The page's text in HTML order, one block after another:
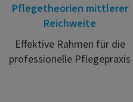
Pflegetheorien mittlerer
Reichweite
Effektive Rahmen für die
professionelle Pflegepraxis